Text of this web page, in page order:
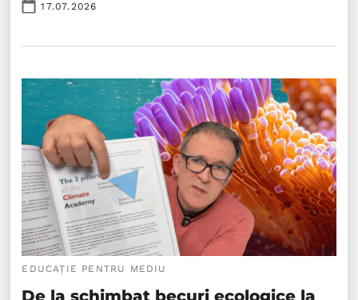
17.07.2026
EDUCAȚIE PENTRU MEDIU
De la schimbat becuri ecologice la